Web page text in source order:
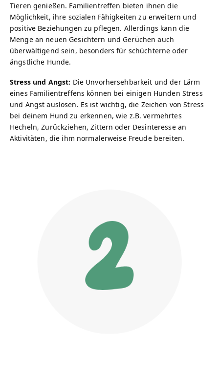
Tieren genießen. Familientreffen bieten ihnen die
Möglichkeit, ihre sozialen Fähigkeiten zu erweitern und
positive Beziehungen zu pflegen. Allerdings kann die
Menge an neuen Gesichtern und Gerüchen auch
überwältigend sein, besonders für schüchterne oder
ängstliche Hunde.
Stress und Angst: Die Unvorhersehbarkeit und der Lärm
eines Familientreffens können bei einigen Hunden Stress
und Angst auslösen. Es ist wichtig, die Zeichen von Stress
bei deinem Hund zu erkennen, wie z.B. vermehrtes
Hecheln, Zurückziehen, Zittern oder Desinteresse an
Aktivitäten, die ihm normalerweise Freude bereiten.